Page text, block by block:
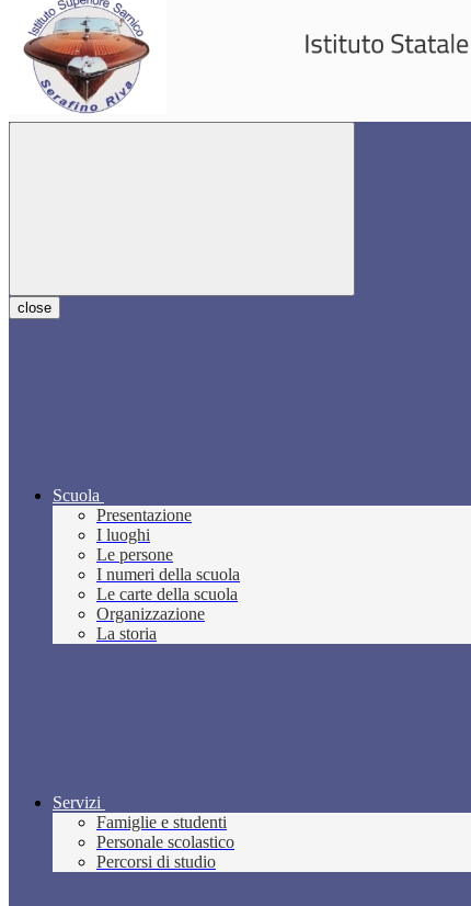
close
Scuola
Presentazione
I luoghi
Le persone
I numeri della scuola
Le carte della scuola
Organizzazione
La storia
Servizi
Famiglie e studenti
Personale scolastico
Percorsi di studio